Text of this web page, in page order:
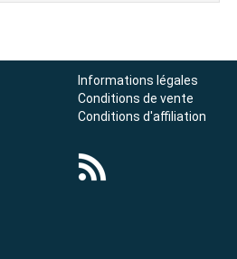
Informations légales
Conditions de vente
Conditions d'affiliation